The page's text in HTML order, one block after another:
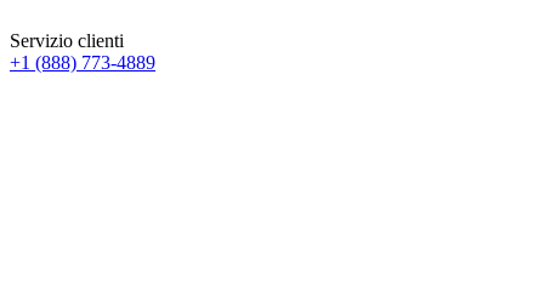
Servizio clienti
+1 (888) 773-4889